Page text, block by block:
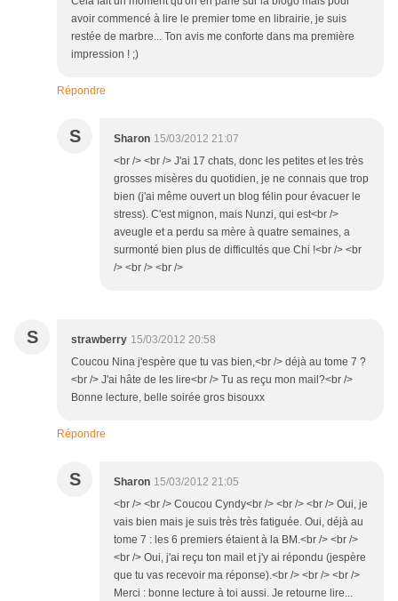
avoir commencé à lire le premier tome en librairie, je suis
restée de marbre... Ton avis me conforte dans ma première
impression ! ;)
Répondre
S Sharon 15/03/2012 21:07
<br /> <br /> J'ai 17 chats, donc les petites et les très
grosses misères du quotidien, je ne connais que trop
bien (j'ai même ouvert un blog félin pour évacuer le
stress). C'est mignon, mais Nunzi, qui est<br />
aveugle et a perdu sa mère à quatre semaines, a
surmonté bien plus de difficultés que Chi !<br /> <br
/> <br /> <br />
S strawberry 15/03/2012 20:58
Coucou Nina j'espère que tu vas bien,<br /> déjà au tome 7 ?
<br /> J'ai hâte de les lire<br /> Tu as reçu mon mail?<br />
Bonne lecture, belle soirée gros bisouxx
Répondre
S Sharon 15/03/2012 21:05
<br /> <br /> Coucou Cyndy<br /> <br /> <br /> Oui, je
vais bien mais je suis très très fatiguée. Oui, déjà au
tome 7 : les 6 premiers étaient à la BM.<br /> <br />
<br /> Oui, j'ai reçu ton mail et j'y ai répondu (jespère
que tu vas recevoir ma réponse).<br /> <br /> <br />
Merci : bonne lecture à toi aussi. Je retourne lire...